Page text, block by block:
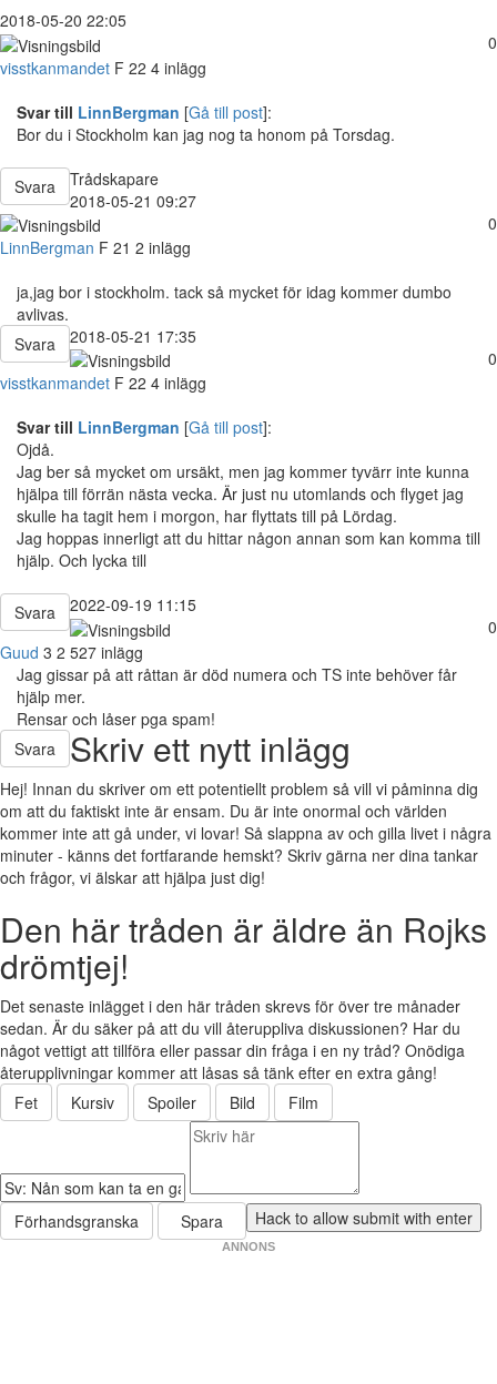
2018-05-20 22:05
0
visstkanmandet F 22 4 inlägg
Svar till LinnBergman [Gå till post]:
Bor du i Stockholm kan jag nog ta honom på Torsdag.
Svara
Trådskapare
2018-05-21 09:27
0
LinnBergman F 21 2 inlägg
ja,jag bor i stockholm. tack så mycket för idag kommer dumbo
avlivas.
Svara
2018-05-21 17:35
0
visstkanmandet F 22 4 inlägg
Svar till LinnBergman [Gå till post]:
Ojdå.
Jag ber så mycket om ursäkt, men jag kommer tyvärr inte kunna
hjälpa till förrän nästa vecka. Är just nu utomlands och flyget jag
skulle ha tagit hem i morgon, har flyttats till på Lördag.
Jag hoppas innerligt att du hittar någon annan som kan komma till
hjälp. Och lycka till
Svara
2022-09-19 11:15
0
Guud 3 2 527 inlägg
Jag gissar på att råttan är död numera och TS inte behöver får
hjälp mer.
Rensar och låser pga spam!
Svara
Skriv ett nytt inlägg
Hej! Innan du skriver om ett potentiellt problem så vill vi påminna dig
om att du faktiskt inte är ensam. Du är inte onormal och världen
kommer inte att gå under, vi lovar! Så slappna av och gilla livet i några
minuter - känns det fortfarande hemskt? Skriv gärna ner dina tankar
och frågor, vi älskar att hjälpa just dig!
Den här tråden är äldre än Rojks
drömtjej!
Det senaste inlägget i den här tråden skrevs för över tre månader
sedan. Är du säker på att du vill återuppliva diskussionen? Har du
något vettigt att tillföra eller passar din fråga i en ny tråd? Onödiga
återupplivningar kommer att låsas så tänk efter en extra gång!
Fet
Kursiv Spoiler Bild Film
Förhandsgranska Spara
ANNONS